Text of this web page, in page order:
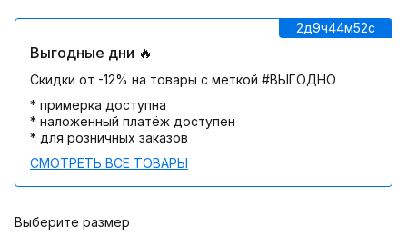
2д9ч44м52c
Выгодные дни 🔥
Скидки от -12% на товары с меткой #ВЫГОДНО
* примерка доступна
* наложенный платёж доступен
* для розничных заказов
СМОТРЕТЬ ВСЕ ТОВАРЫ
Выберите размер